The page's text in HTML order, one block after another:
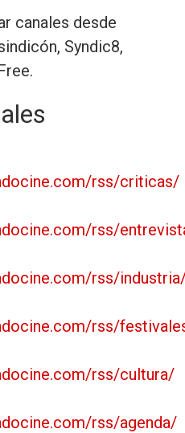
canales desde
Syndic8,
rss/criticas/
rss/
rss/
rss/
rss/cultura/
rss/agenda/